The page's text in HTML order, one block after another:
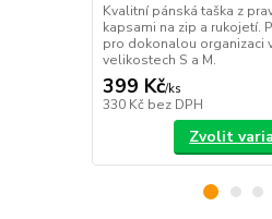
Kvalitní pánská taška z
kapsami na zip a rukojetí.
pro dokonalou organizaci
velikostech S a M.
399 Kč/ks
330 Kč bez DPH
Zvolit